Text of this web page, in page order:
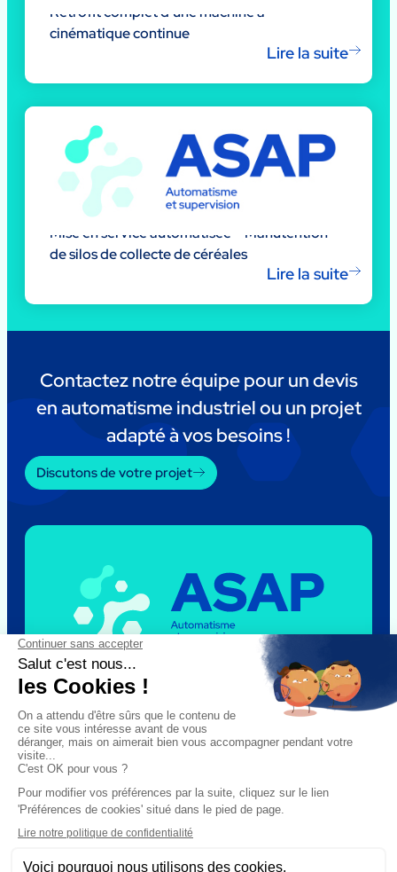
Rétrofit complet d’une machine à
cinématique continue
Lire la suite
Mise en service automatisée – Manutention
de silos de collecte de céréales
Lire la suite
Contactez notre équipe pour un devis
en automatisme industriel ou un projet
adapté à vos besoins !
Discutons de votre projet
Le groupe
ASAP
Nous recrutons
Nos actualités
Nos pièces détachées
Nos réalisations